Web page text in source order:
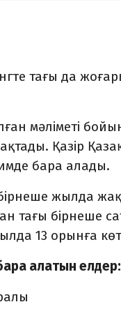
тағы да
мәліметі
Қазір
бара алады.
жылда
тағы бірнеше
13 орынға
алатын елдер: